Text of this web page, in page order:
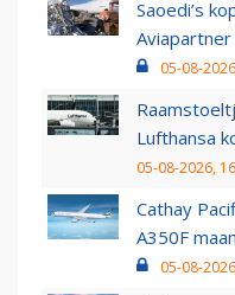
Saoedi’s
05-08-
Lufthansa
05-08-2026,
Cathay
A350F
05-08-